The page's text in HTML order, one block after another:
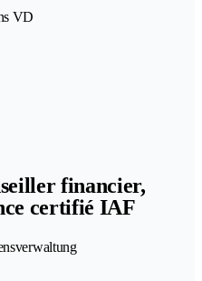
VD
financier,
certifié IAF